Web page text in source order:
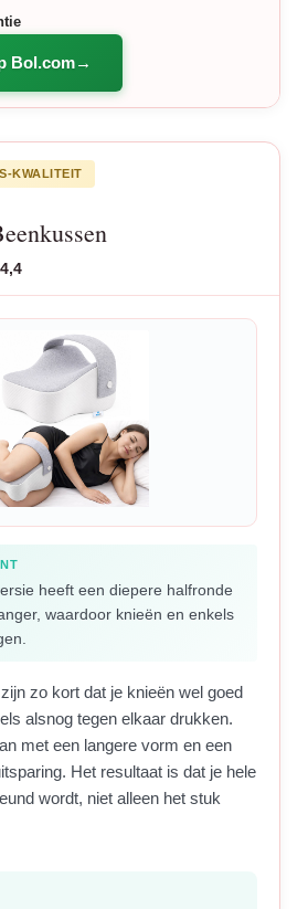
Bol.com
KWALITEIT
4,4
heeft een diepere halfronde
waardoor knieën en enkels
zo kort dat je knieën wel goed
alsnog tegen elkaar drukken.
met een langere vorm en een
Het resultaat is dat je hele
wordt, niet alleen het stuk